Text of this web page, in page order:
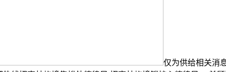
仅为供给相关消